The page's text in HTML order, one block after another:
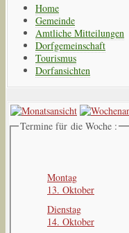
Home
Gemeinde
Amtliche Mitteilungen
Dorfgemeinschaft
Tourismus
Dorfansichten
Termine für die Woche :
Montag
13. Oktober
Dienstag
14. Oktober